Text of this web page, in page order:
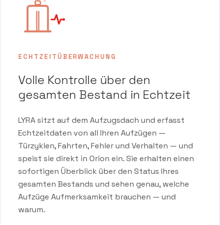
ECHTZEITÜBERWACHUNG
Volle Kontrolle über den
gesamten Bestand in Echtzeit
LYRA sitzt auf dem Aufzugsdach und erfasst
Echtzeitdaten von all Ihren Aufzügen —
Türzyklen, Fahrten, Fehler und Verhalten — und
speist sie direkt in Orion ein. Sie erhalten einen
sofortigen Überblick über den Status Ihres
gesamten Bestands und sehen genau, welche
Aufzüge Aufmerksamkeit brauchen — und
warum.